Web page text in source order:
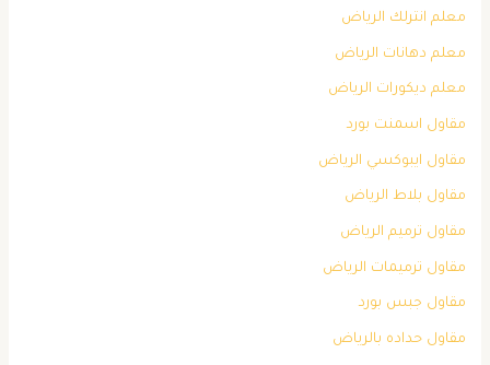
معلم انترلك الرياض
معلم دهانات الرياض
معلم ديكورات الرياض
مقاول اسمنت بورد
مقاول ايبوكسي الرياض
مقاول بلاط الرياض
مقاول ترميم الرياض
مقاول ترميمات الرياض
مقاول جبس بورد
مقاول حداده بالرياض